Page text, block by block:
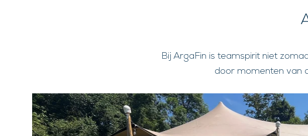
Bij ArgaFin is teamspirit niet
door momenten van